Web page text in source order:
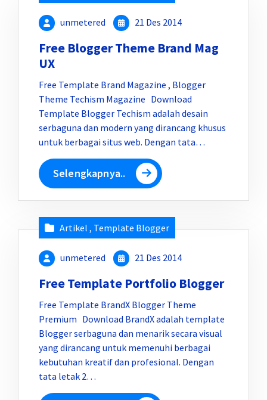
unmetered 21 Des 2014
Free Blogger Theme Brand Mag
UX
Free Template Brand Magazine , Blogger
Theme Techism Magazine Download
Template Blogger Techism adalah desain
serbaguna dan modern yang dirancang khusus
untuk berbagai situs web. Dengan tata…
Selengkapnya..
Artikel , Template Blogger
unmetered 21 Des 2014
Free Template Portfolio Blogger
Free Template BrandX Blogger Theme
Premium Download BrandX adalah template
Blogger serbaguna dan menarik secara visual
yang dirancang untuk memenuhi berbagai
kebutuhan kreatif dan profesional. Dengan
tata letak 2…